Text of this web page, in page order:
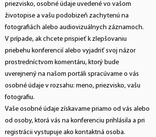
priezvisko, osobné údaje uvedené vo vašom
životopise a vašu podobizeň zachytenú na
fotografiách alebo audiovizuálnych záznamoch.
V prípade, ak chcete prispieť k zlepšovaniu
priebehu konferencií alebo vyjadriť svoj názor
prostredníctvom komentáru, ktorý bude
uverejnený na našom portáli spracúvame o vás
osobné údaje v rozsahu: meno, priezvisko, vašu
fotografiu.
Vaše osobné údaje získavame priamo od vás alebo
od osoby, ktorá vás na konferenciu prihlásila a pri
registrácii vystupuje ako kontaktná osoba.